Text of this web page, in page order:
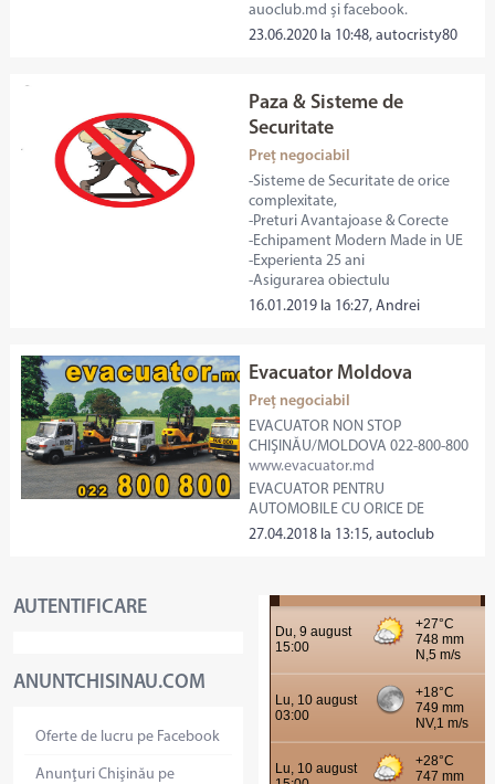
auoclub.md și facebook.
23.06.2020 la 10:48, autocristy80
Paza & Sisteme de
Securitate
Preț negociabil
-Sisteme de Securitate de orice
complexitate,
-Preturi Avantajoase & Corecte
-Echipament Modern Made in UE
-Experienta 25 ani
-Asigurarea obiectulu
16.01.2019 la 16:27, Andrei
Evacuator Moldova
Preț negociabil
EVACUATOR NON STOP
CHIŞINĂU/MOLDOVA 022-800-800
www.evacuator.md
EVACUATOR PENTRU
AUTOMOBILE CU ORICE DE
27.04.2018 la 13:15, autoclub
AUTENTIFICARE
ANUNTCHISINAU.COM
Oferte de lucru pe Facebook
Anunţuri Chişinău pe